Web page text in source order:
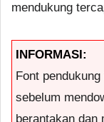
mendukung
INFORMASI:
Font
sebelum
berantakan dan